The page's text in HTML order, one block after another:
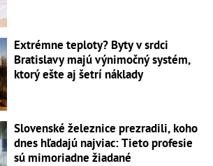
Extrémne teploty? Byty v srdci
Bratislavy majú výnimočný systém,
ktorý ešte aj šetrí náklady
Slovenské železnice prezradili, koho
dnes hľadajú najviac: Tieto profesie
sú mimoriadne žiadané